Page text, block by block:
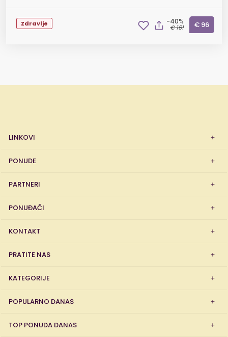
Zdravlje -40%
€ 161 € 96
LINKOVI
PONUDE
PARTNERI
PONUĐAČI
KONTAKT
PRATITE NAS
KATEGORIJE
POPULARNO DANAS
TOP PONUDA DANAS